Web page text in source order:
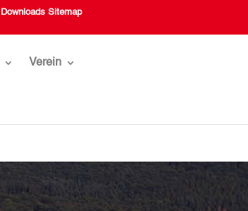
Downloads Sitemap
Verein